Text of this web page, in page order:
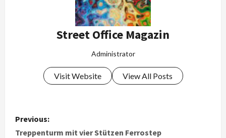
Street Office Magazin
Administrator
Visit Website View All Posts
Previous:
Treppenturm mit vier Stützen Ferrostep